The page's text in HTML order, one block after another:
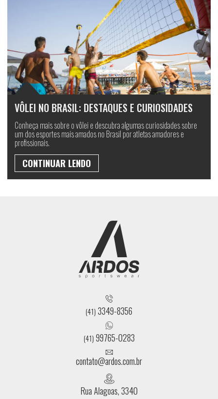
VÔLEI NO BRASIL: DESTAQUES E CURIOSIDADES
Conheça mais sobre o vôlei e descubra algumas curiosidades sobre
um dos esportes mais amados no Brasil por atletas amadores e
profissionais.
CONTINUAR LENDO
(41) 3349-8356
(41) 99765-0283
contato@ardos.com.br
Rua Alagoas, 3340